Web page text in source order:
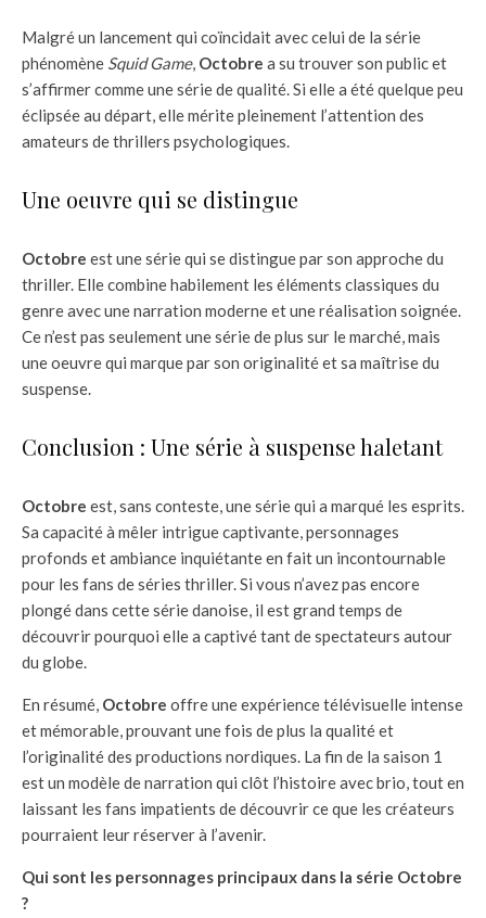
Malgré un lancement qui coïncidait avec celui de la série
phénomène Squid Game, Octobre a su trouver son public et
s’affirmer comme une série de qualité. Si elle a été quelque peu
éclipsée au départ, elle mérite pleinement l’attention des
amateurs de thrillers psychologiques.
Une oeuvre qui se distingue
Octobre est une série qui se distingue par son approche du
thriller. Elle combine habilement les éléments classiques du
genre avec une narration moderne et une réalisation soignée.
Ce n’est pas seulement une série de plus sur le marché, mais
une oeuvre qui marque par son originalité et sa maîtrise du
suspense.
Conclusion : Une série à suspense haletant
Octobre est, sans conteste, une série qui a marqué les esprits.
Sa capacité à mêler intrigue captivante, personnages
profonds et ambiance inquiétante en fait un incontournable
pour les fans de séries thriller. Si vous n’avez pas encore
plongé dans cette série danoise, il est grand temps de
découvrir pourquoi elle a captivé tant de spectateurs autour
du globe.
En résumé, Octobre offre une expérience télévisuelle intense
et mémorable, prouvant une fois de plus la qualité et
l’originalité des productions nordiques. La fin de la saison 1
est un modèle de narration qui clôt l’histoire avec brio, tout en
laissant les fans impatients de découvrir ce que les créateurs
pourraient leur réserver à l’avenir.
Qui sont les personnages principaux dans la série Octobre
?